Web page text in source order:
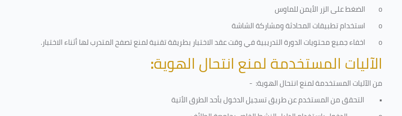
o
الضغط على الزر الأيمن للماوس
o
استخدام تطبيقات المحادثة ومشاركة الشاشة
o
اخفاء جميع محتويات الدورة التدريبية في وقت عقد الاختبار بطريقة تقنية لمنع تصفح المتدرب لها أثناء الاختبار.
الآليات المستخدمة لمنع انتحال الهوية:
من الآليات المستخدمة لمنعانتحال الهوية: -
• التحقق من المستخدم عن طريق تسجيل الدخول بأحد الطرق الأتية